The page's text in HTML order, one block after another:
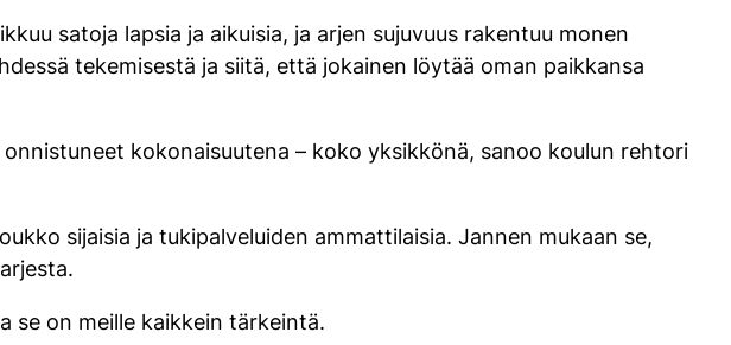
satoja lapsia ja aikuisia, ja arjen sujuvuus rakentuu monen
tekemisestä ja siitä, että jokainen löytää oman paikkansa
kokonaisuutena – koko yksikkönä, sanoo koulun rehtori
sijaisia ja tukipalveluiden ammattilaisia. Jannen mukaan se,
se on meille kaikkein tärkeintä.